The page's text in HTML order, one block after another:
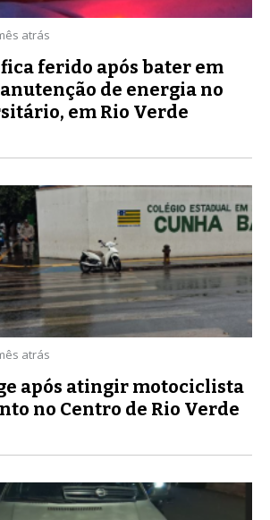
atrás
ferido após bater em
de energia no
em Rio Verde
atrás
após atingir motociclista
no Centro de Rio Verde